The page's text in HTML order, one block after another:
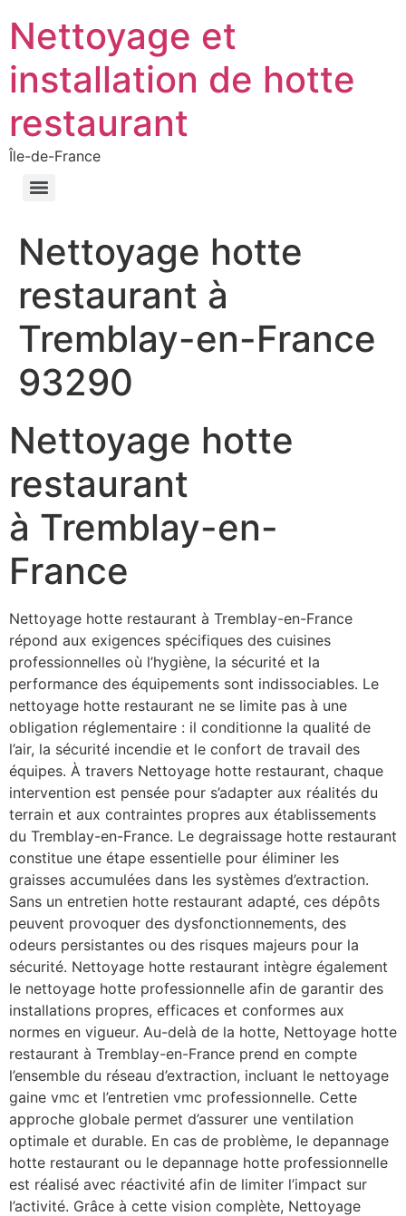
Nettoyage et
installation de hotte
restaurant
Île-de-France
Nettoyage hotte
restaurant à
Tremblay-en-France
93290
Nettoyage hotte
restaurant
à Tremblay-en-
France
Nettoyage hotte restaurant à Tremblay-en-France
répond aux exigences spécifiques des cuisines
professionnelles où l’hygiène, la sécurité et la
performance des équipements sont indissociables. Le
nettoyage hotte restaurant ne se limite pas à une
obligation réglementaire : il conditionne la qualité de
l’air, la sécurité incendie et le confort de travail des
équipes. À travers Nettoyage hotte restaurant, chaque
intervention est pensée pour s’adapter aux réalités du
terrain et aux contraintes propres aux établissements
du Tremblay-en-France. Le degraissage hotte restaurant
constitue une étape essentielle pour éliminer les
graisses accumulées dans les systèmes d’extraction.
Sans un entretien hotte restaurant adapté, ces dépôts
peuvent provoquer des dysfonctionnements, des
odeurs persistantes ou des risques majeurs pour la
sécurité. Nettoyage hotte restaurant intègre également
le nettoyage hotte professionnelle afin de garantir des
installations propres, efficaces et conformes aux
normes en vigueur. Au-delà de la hotte, Nettoyage hotte
restaurant à Tremblay-en-France prend en compte
l’ensemble du réseau d’extraction, incluant le nettoyage
gaine vmc et l’entretien vmc professionnelle. Cette
approche globale permet d’assurer une ventilation
optimale et durable. En cas de problème, le depannage
hotte restaurant ou le depannage hotte professionnelle
est réalisé avec réactivité afin de limiter l’impact sur
l’activité. Grâce à cette vision complète, Nettoyage